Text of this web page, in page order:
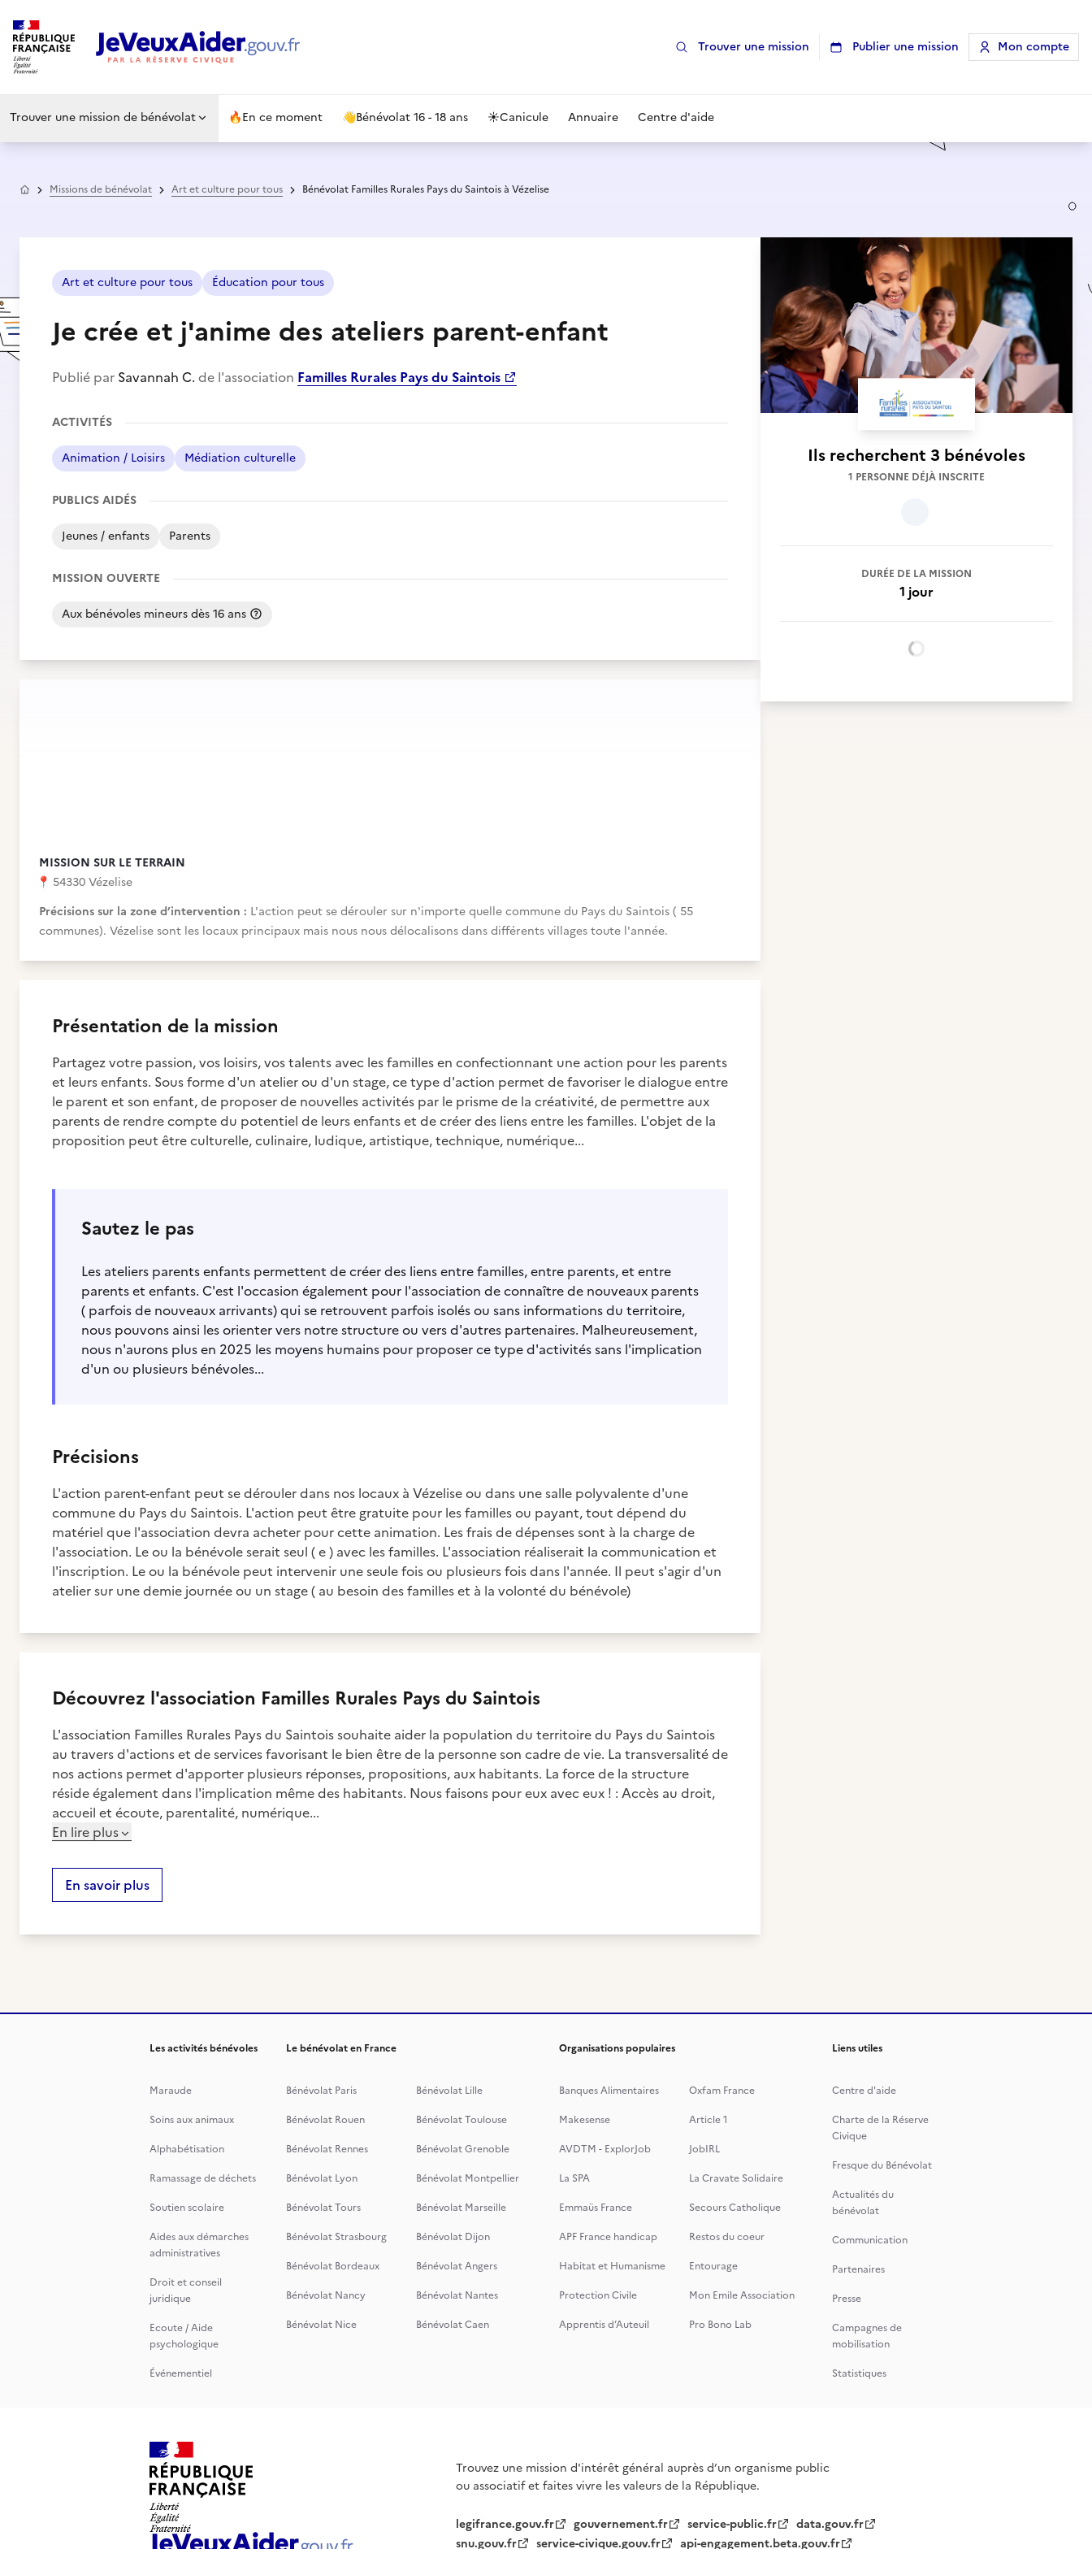
Trouver une mission Publier une mission Mon compte
Trouver une mission de bénévolat 🔥En ce moment 👋Bénévolat 16 - 18 ans ☀️Canicule Annuaire Centre d'aide
AccueilMissions de bénévolat Art et culture pour tous Bénévolat Familles Rurales Pays du Saintois à Vézelise
Art et culture pour tous Éducation pour tous
Je crée et j'anime des ateliers parent-enfant
Publié par Savannah C. de l'association Familles Rurales Pays du Saintois
ACTIVITÉS
Animation / Loisirs Médiation culturelle
PUBLICS AIDÉS
Jeunes / enfants Parents
MISSION OUVERTE
Aux bénévoles mineurs dès 16 ans
MISSION SUR LE TERRAIN
📍 54330 Vézelise
Précisions sur la zone d’intervention : L'action peut se dérouler sur n'importe quelle commune du Pays du Saintois ( 55
communes). Vézelise sont les locaux principaux mais nous nous délocalisons dans différents villages toute l'année.
Présentation de la mission
Partagez votre passion, vos loisirs, vos talents avec les familles en confectionnant une action pour les parents
et leurs enfants. Sous forme d'un atelier ou d'un stage, ce type d'action permet de favoriser le dialogue entre
le parent et son enfant, de proposer de nouvelles activités par le prisme de la créativité, de permettre aux
parents de rendre compte du potentiel de leurs enfants et de créer des liens entre les familles. L'objet de la
proposition peut être culturelle, culinaire, ludique, artistique, technique, numérique...
Sautez le pas
Les ateliers parents enfants permettent de créer des liens entre familles, entre parents, et entre
parents et enfants. C'est l'occasion également pour l'association de connaître de nouveaux parents
( parfois de nouveaux arrivants) qui se retrouvent parfois isolés ou sans informations du territoire,
nous pouvons ainsi les orienter vers notre structure ou vers d'autres partenaires. Malheureusement,
nous n'aurons plus en 2025 les moyens humains pour proposer ce type d'activités sans l'implication
d'un ou plusieurs bénévoles...
Précisions
L'action parent-enfant peut se dérouler dans nos locaux à Vézelise ou dans une salle polyvalente d'une
commune du Pays du Saintois. L'action peut être gratuite pour les familles ou payant, tout dépend du
matériel que l'association devra acheter pour cette animation. Les frais de dépenses sont à la charge de
l'association. Le ou la bénévole serait seul ( e ) avec les familles. L'association réaliserait la communication et
l'inscription. Le ou la bénévole peut intervenir une seule fois ou plusieurs fois dans l'année. Il peut s'agir d'un
atelier sur une demie journée ou un stage ( au besoin des familles et à la volonté du bénévole)
Découvrez l'association Familles Rurales Pays du Saintois
L'association Familles Rurales Pays du Saintois souhaite aider la population du territoire du Pays du Saintois
au travers d'actions et de services favorisant le bien être de la personne son cadre de vie. La transversalité de
nos actions permet d'apporter plusieurs réponses, propositions, aux habitants. La force de la structure
réside également dans l'implication même des habitants. Nous faisons pour eux avec eux ! : Accès au droit,
accueil et écoute, parentalité, numérique...
En lire plus
En savoir plus
Ils recherchent 3 bénévoles
1 PERSONNE DÉJÀ INSCRITE
DURÉE DE LA MISSION
1 jour
Les activités bénévoles
Maraude
Soins aux animaux
Alphabétisation
Ramassage de déchets
Soutien scolaire
Aides aux démarches
administratives
Droit et conseil
juridique
Ecoute / Aide
psychologique
Événementiel
Le bénévolat en France
Bénévolat Paris
Bénévolat Lille
Bénévolat Rouen
Bénévolat Toulouse
Bénévolat Rennes
Bénévolat Grenoble
Bénévolat Lyon
Bénévolat Montpellier
Bénévolat Tours
Bénévolat Marseille
Bénévolat Strasbourg
Bénévolat Dijon
Bénévolat Bordeaux
Bénévolat Angers
Bénévolat Nancy
Bénévolat Nantes
Bénévolat Nice
Bénévolat Caen
Organisations populaires
Banques Alimentaires
Oxfam France
Makesense
Article 1
AVDTM - ExplorJob
JobIRL
La SPA
La Cravate Solidaire
Emmaüs France
Secours Catholique
APF France handicap
Restos du coeur
Habitat et Humanisme
Entourage
Protection Civile
Mon Emile Association
Apprentis d’Auteuil
Pro Bono Lab
Liens utiles
Centre d'aide
Charte de la Réserve
Civique
Fresque du Bénévolat
Actualités du
bénévolat
Communication
Partenaires
Presse
Campagnes de
mobilisation
Statistiques
Trouvez une mission d'intérêt général auprès d’un organisme public
ou associatif et faites vivre les valeurs de la République.
legifrance.gouv.fr gouvernement.fr service-public.fr
data.gouv.fr
snu.gouv.fr
service-civique.gouv.fr api-engagement.beta.gouv.fr